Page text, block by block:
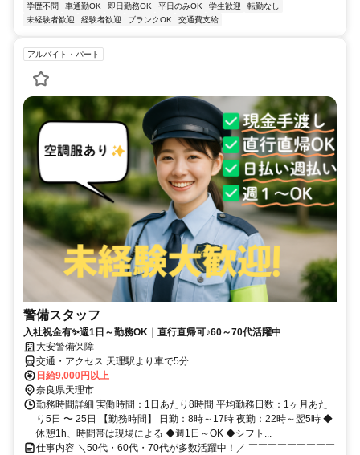
学歴不問
車通勤OK 即日勤務OK 平日のみOK 学生歓迎
転勤なし
未経験者歓迎
経験者歓迎 ブランクOK 交通費支給
アルバイト・パート
警備スタッフ
入社祝金有✨週1日～勤務OK｜直行直帰可♪60～70代活躍中
大安警備保障
交通・アクセス 天理駅より車で5分
日給9,000円以上
奈良県天理市
勤務時間詳細 実働時間：1日あたり8時間 平均勤務日数：1ヶ月あた
り5日 〜 25日 【勤務時間】 日勤：8時～17時 夜勤：22時～翌5時 ◆
休憩1h、時間帯は現場による ◆週1日～OK ◆シフト...
仕事内容 ＼50代・60代・70代が多数活躍中！／ ￣￣￣￣￣￣￣￣￣